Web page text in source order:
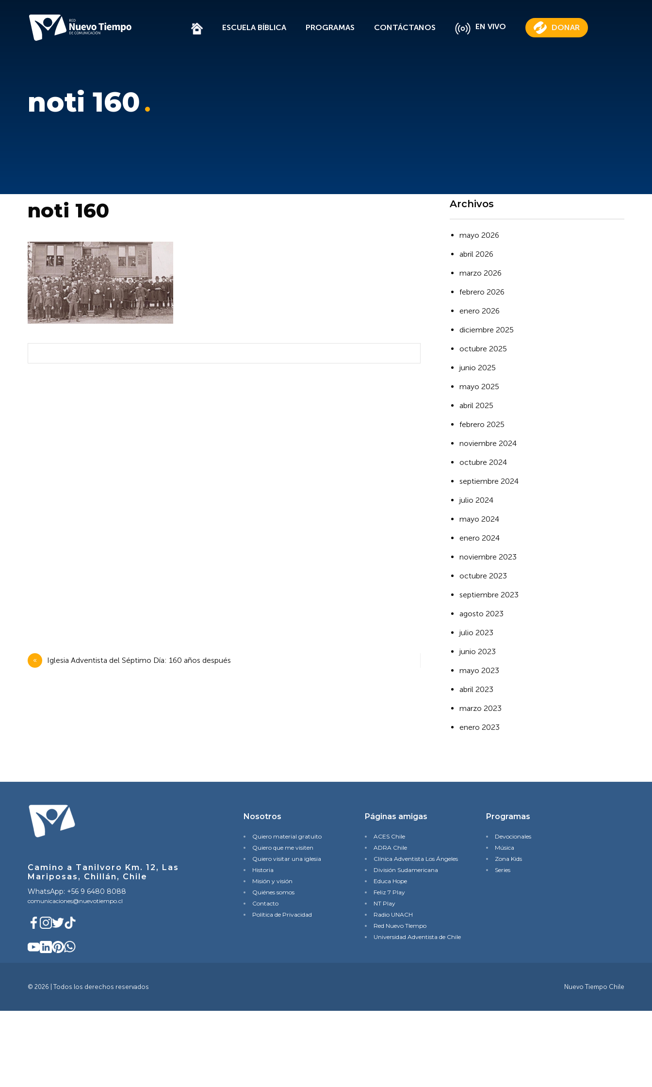
ESCUELA BÍBLICA PROGRAMAS CONTÁCTANOS EN VIVO DONAR
noti 160
noti 160
Navegación
de
Iglesia Adventista del Séptimo Día: 160 años después
Archivos
mayo 2026
abril 2026
marzo 2026
febrero 2026
enero 2026
diciembre 2025
octubre 2025
junio 2025
mayo 2025
abril 2025
febrero 2025
noviembre 2024
octubre 2024
septiembre 2024
julio 2024
mayo 2024
enero 2024
noviembre 2023
octubre 2023
septiembre 2023
agosto 2023
julio 2023
junio 2023
mayo 2023
abril 2023
marzo 2023
enero 2023
Camino a Tanilvoro Km. 12, Las
Mariposas, Chillán, Chile
WhatsApp: +56 9 6480 8088
comunicaciones@nuevotiempo.cl
Nosotros
Quiero material gratuito
Quiero que me visiten
Quiero visitar una iglesia
Historia
Misión y visión
Quiénes somos
Contacto
Política de Privacidad
Páginas amigas
ACES Chile
ADRA Chile
Clínica Adventista Los Ángeles
División Sudamericana
Educa Hope
Feliz 7 Play
NT Play
Radio UNACH
Red Nuevo TIempo
Universidad Adventista de Chile
Programas
Devocionales
Música
Zona Kids
Series
© 2026 | Todos los derechos reservados Nuevo Tiempo Chile